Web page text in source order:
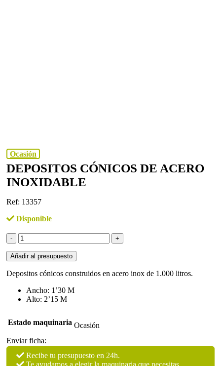
Ocasión
DEPOSITOS CÓNICOS DE ACERO
INOXIDABLE
Ref: 13357
Disponible
Depositos
cónicos
de
acero
inoxidable
Añadir al presupuesto
Depositos cónicos construidos en acero inox de 1.000 litros.
Ancho: 1’30 M
Alto: 2’15 M
Estado maquinaria Ocasión
Enviar ficha:
Recibe tu presupuesto en 24h.
Te ayudamos a elegir la maquinaria que necesitas.